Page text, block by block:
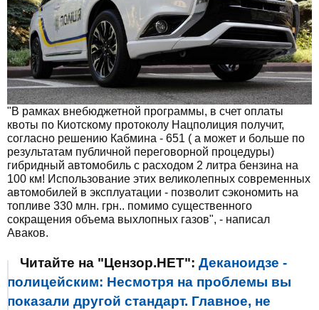
"В рамках внебюджетной программы, в счет оплаты
квоты по Киотскому протоколу Нацполиция получит,
согласно решению Кабмина - 651 ( а может и больше по
результатам публичной переговорной процедуры)
гибридный автомобиль с расходом 2 литра бензина на
100 км! Использование этих великолепных современных
автомобилей в эксплуатации - позволит сэкономить на
топливе 330 млн. грн.. помимо существенного
сокращения объема выхлопных газов", - написал
Аваков.
Читайте на "Цензор.НЕТ": Деканоидзе -
полицейским: Несмотря на проблемы вы
показали другой стандарт. Главное, не